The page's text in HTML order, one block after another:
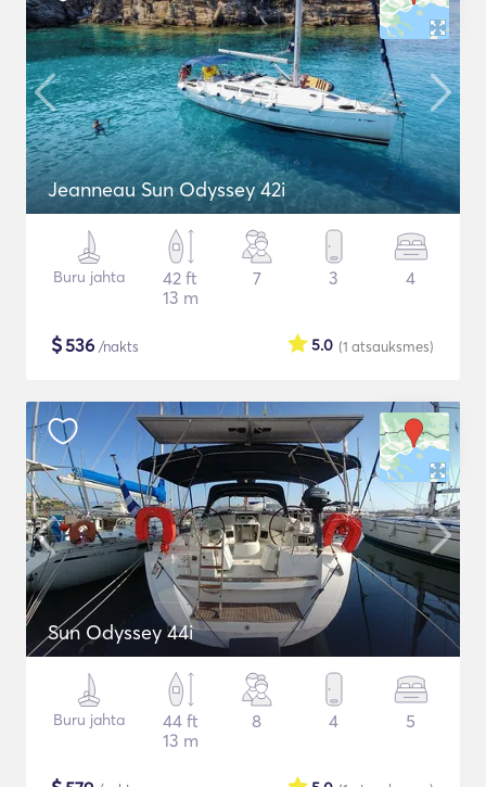
Jeanneau Sun Odyssey 42i
Buru jahta
42 ft
13 m
7 3 4
$536 /nakts (1 atsauksmes)
5.0
Sun Odyssey 44i
Buru jahta
44 ft
13 m
8 4 5